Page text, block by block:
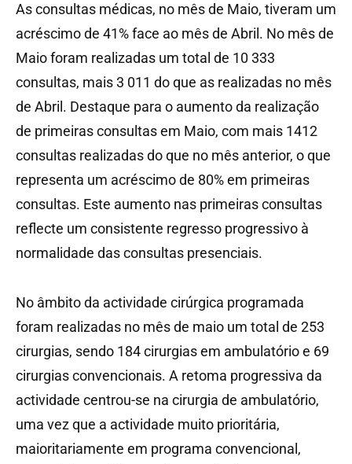
As consultas médicas, no mês de Maio, tiveram um
acréscimo de 41% face ao mês de Abril. No mês de
Maio foram realizadas um total de 10 333
consultas, mais 3 011 do que as realizadas no mês
de Abril. Destaque para o aumento da realização
de primeiras consultas em Maio, com mais 1412
consultas realizadas do que no mês anterior, o que
representa um acréscimo de 80% em primeiras
consultas. Este aumento nas primeiras consultas
reflecte um consistente regresso progressivo à
normalidade das consultas presenciais.
No âmbito da actividade cirúrgica programada
foram realizadas no mês de maio um total de 253
cirurgias, sendo 184 cirurgias em ambulatório e 69
cirurgias convencionais. A retoma progressiva da
actividade centrou-se na cirurgia de ambulatório,
uma vez que a actividade muito prioritária,
maioritariamente em programa convencional,